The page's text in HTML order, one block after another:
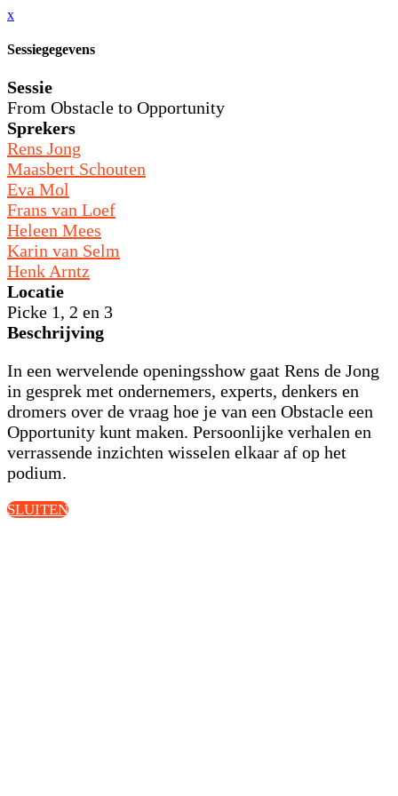
x
Sessiegegevens
Sessie
From Obstacle to Opportunity
Sprekers
Rens Jong
Maasbert Schouten
Eva Mol
Frans van Loef
Heleen Mees
Karin van Selm
Henk Arntz
Locatie
Picke 1, 2 en 3
Beschrijving
In een wervelende openingsshow gaat Rens de Jong
in gesprek met ondernemers, experts, denkers en
dromers over de vraag hoe je van een Obstacle een
Opportunity kunt maken. Persoonlijke verhalen en
verrassende inzichten wisselen elkaar af op het
podium.
SLUITEN